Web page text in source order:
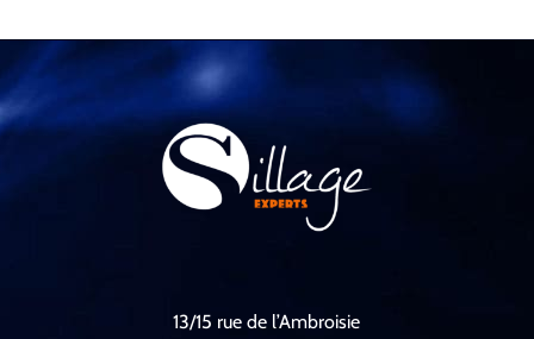
13/15 rue de l’Ambroisie